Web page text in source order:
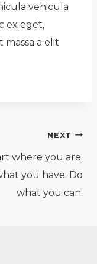
vehicula
ex eget,
a elit
NEXT
where you are.
you have. Do
what you can.